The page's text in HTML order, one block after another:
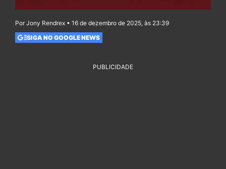
Por Jony Rendrex • 16 de dezembro de 2025, às 23:39
SIGA NO GOOGLE NEWS
PUBLICIDADE